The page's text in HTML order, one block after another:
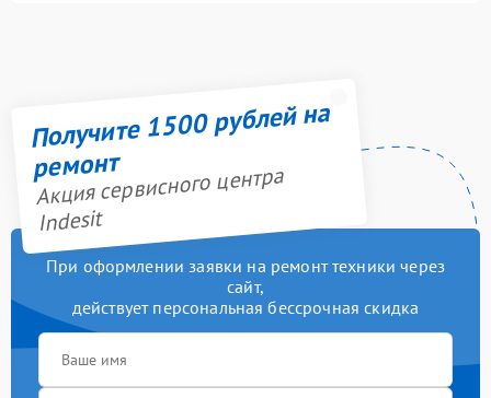
Получите 1500 рублей на
ремонт
Акция сервисного центра
Indesit
При оформлении заявки на ремонт техники через
сайт,
действует персональная бессрочная скидка